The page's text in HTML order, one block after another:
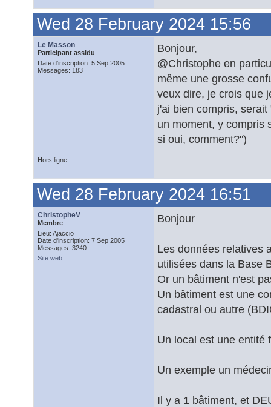
Wed 28 February 2024 15:56
Le Masson
Participant assidu
Date d'inscription: 5 Sep 2005
Messages: 183
Bonjour,
@Christophe en
même une grosse
veux dire, je crois que
j'ai bien compris,
un moment, y compris
si oui, comment?")
Hors ligne
Wed 28 February 2024 16:51
ChristopheV
Membre
Lieu: Ajaccio
Date d'inscription: 7 Sep 2005
Messages: 3240
Site web
Bonjour
Les données relatives
utilisées dans la Base
Or un bâtiment n'est
Un bâtiment est une
cadastral ou autre
Un local est une entité
Un exemple un
Il y a 1 bâtiment, et